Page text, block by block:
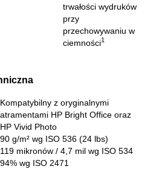
trwałości wydruków
przy
przechowywaniu w
ciemności1
Kompatybilny z oryginalnymi
atramentami HP Bright Office oraz
HP Vivid Photo
90 g/m² wg ISO 536 (24 lbs)
119 mikronów / 4,7 mil wg ISO 534
94% wg ISO 2471